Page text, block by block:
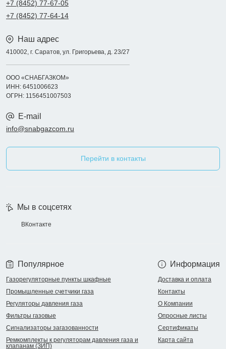
+7 (8452) 77-67-05
+7 (8452) 77-64-14
Наш адрес
410002, г. Саратов, ул. Григорьева, д. 23/27
ООО «СНАБГАЗКОМ»
ИНН: 6451006623
ОГРН: 1156451007503
E-mail
info@snabgazcom.ru
Перейти в контакты
Популярное
Газорегуляторные пункты шкафные
Промышленные счетчики газа
Регуляторы давления газа
Фильтры газовые
Сигнализаторы загазованности
Ремкомплекты к регуляторам давления газа и
клапанам (ЗИП)
Информация
Доставка и оплата
Контакты
О Компании
Опросные листы
Сертификаты
Карта сайта
Мы в соцсетях
ВКонтакте